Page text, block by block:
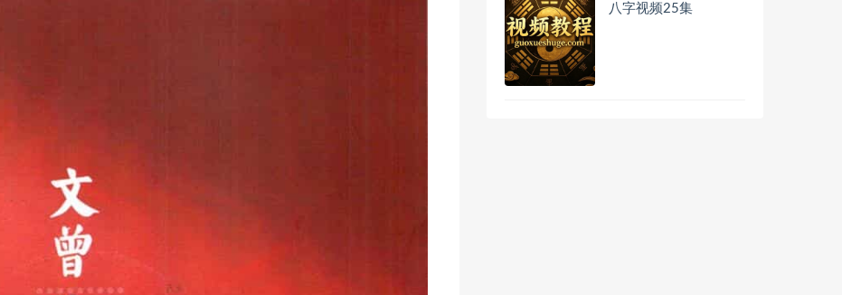
八字视频25集